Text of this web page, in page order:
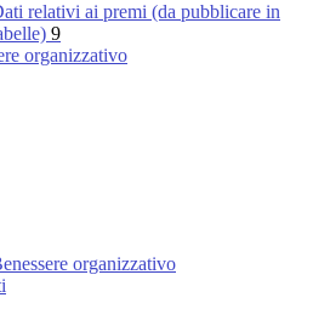
relativi ai premi (da pubblicare in
9
organizzativo
organizzativo